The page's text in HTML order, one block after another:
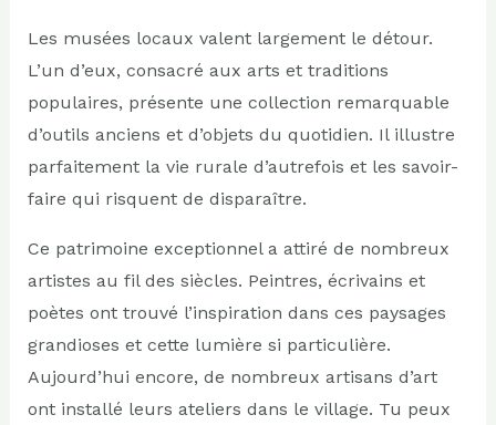
Les musées locaux valent largement le détour.
L’un d’eux, consacré aux arts et traditions
populaires, présente une collection remarquable
d’outils anciens et d’objets du quotidien. Il illustre
parfaitement la vie rurale d’autrefois et les savoir-
faire qui risquent de disparaître.
Ce patrimoine exceptionnel a attiré de nombreux
artistes au fil des siècles. Peintres, écrivains et
poètes ont trouvé l’inspiration dans ces paysages
grandioses et cette lumière si particulière.
Aujourd’hui encore, de nombreux artisans d’art
ont installé leurs ateliers dans le village. Tu peux